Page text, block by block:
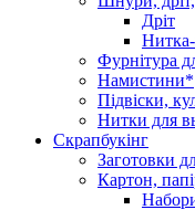
Дріт
Фурнітура
Намистини*
Підвіски,
Нитки для
Скрапбукінг
Заготовки
Картон,